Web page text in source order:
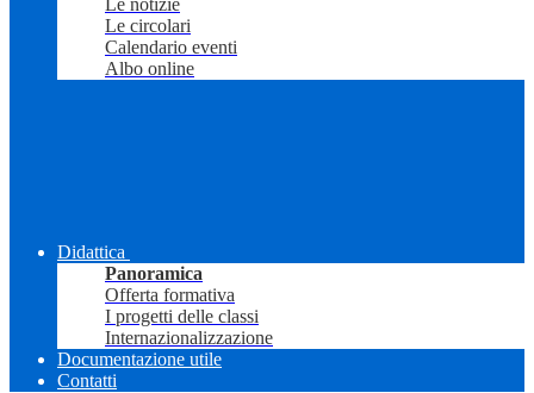
Le notizie
Le circolari
Calendario eventi
Albo online
Didattica
Panoramica
Offerta formativa
I progetti delle classi
Internazionalizzazione
Documentazione utile
Contatti